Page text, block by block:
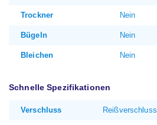
Trockner Nein
Bügeln Nein
Bleichen Nein
Schnelle Spezifikationen
Verschluss Reißverschluss